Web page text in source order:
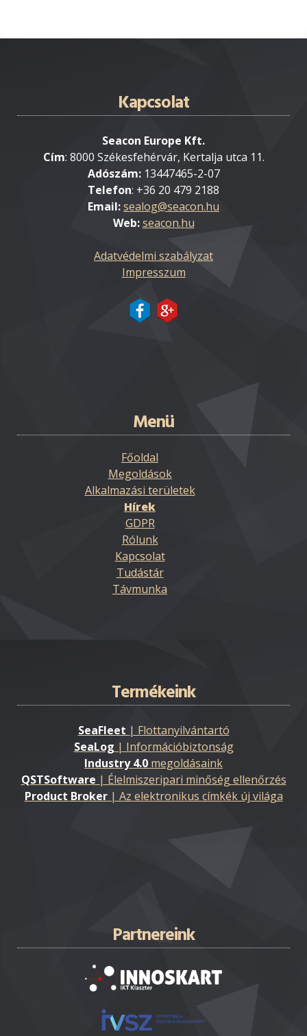
Kapcsolat
Seacon Europe Kft.
Cím: 8000 Székesfehérvár, Kertalja utca 11.
Adószám: 13447465-2-07
Telefon: +36 20 479 2188
Email:
Web:seacon.hu
Adatvédelmi szabályzat
Impresszum
Menü
Főoldal
Megoldások
Alkalmazási területek
Hírek
GDPR
Rólunk
Kapcsolat
Tudástár
Távmunka
Termékeink
SeaFleet | Flottanyilvántartó
SeaLog | Információbiztonság
Industry 4.0 megoldásaink
QSTSoftware | Élelmiszeripari minőség ellenőrzés
Product Broker| Az elektronikus címkék új világa
Partnereink